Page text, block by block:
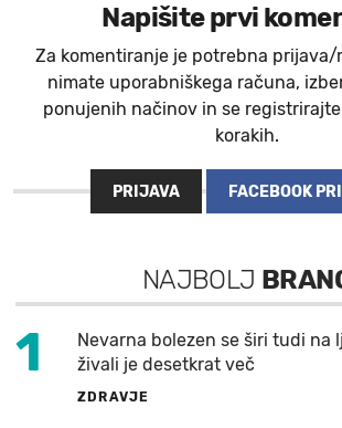
Napišite prvi
Za komentiranje je potrebna prijava/
nimate uporabniškega računa,
ponujenih načinov in se
korakih.
PRIJAVA FACEBOOK
NAJBOLJ
1
Nevarna bolezen se širi tudi na
živali je desetkrat več
ZDRAVJE